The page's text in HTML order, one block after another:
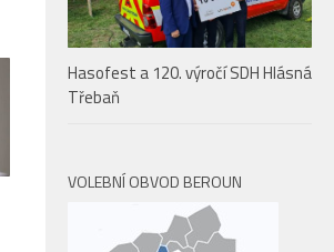
Hasofest a 120. výročí SDH Hlásná
Třebaň
VOLEBNÍ OBVOD BEROUN